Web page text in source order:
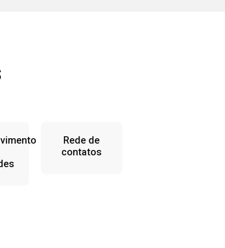
Rede de
contatos